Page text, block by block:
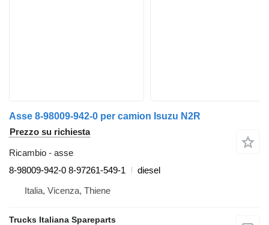
Asse 8-98009-942-0 per camion Isuzu N2R
Prezzo su richiesta
Ricambio - asse
8-98009-942-0 8-97261-549-1
diesel
Italia, Vicenza, Thiene
Trucks Italiana Spareparts